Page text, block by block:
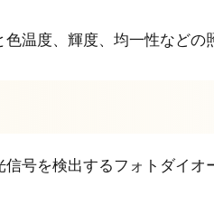
温度、輝度、均一性など
号を検出するフォトダイ